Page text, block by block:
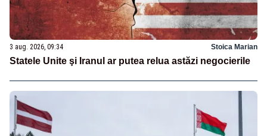
3 aug. 2026, 09:34 Stoica Marian
Statele Unite şi Iranul ar putea relua astăzi negocierile